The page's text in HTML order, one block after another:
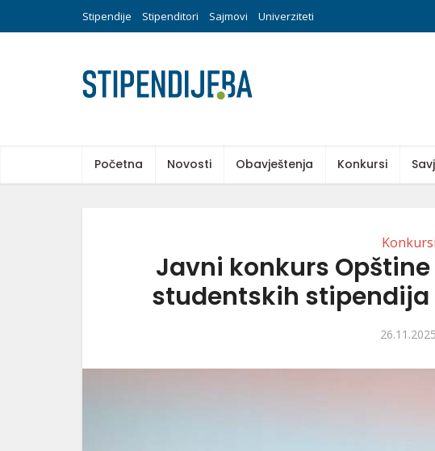
Stipendije Stipenditori Sajmovi Univerziteti
Početna Novosti Obavještenja Konkursi
Konkursi
Javni konkurs
studentskih stipendija